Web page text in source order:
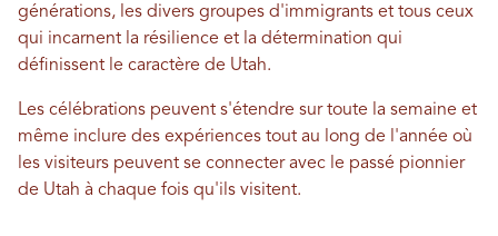
générations, les divers groupes d'immigrants et tous ceux
qui incarnent la résilience et la détermination qui
définissent le caractère de Utah.
Les célébrations peuvent s'étendre sur toute la semaine et
même inclure des expériences tout au long de l'année où
les visiteurs peuvent se connecter avec le passé pionnier
de Utah à chaque fois qu'ils visitent.